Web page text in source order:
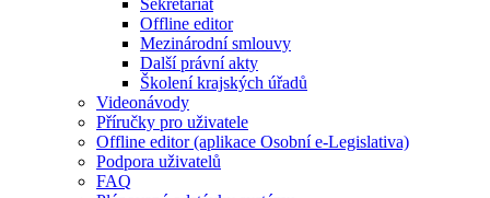
Sekretariát
Offline editor
Mezinárodní smlouvy
Další právní akty
Školení krajských úřadů
Videonávody
Příručky pro uživatele
Offline editor (aplikace Osobní e-Legislativa)
Podpora uživatelů
FAQ